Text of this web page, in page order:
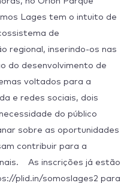
Lages tem o intuito de
de
regional, inserindo-os nas
do desenvolvimento de
voltados para a
e redes sociais, dois
do público
sobre as oportunidades
contribuir para a
As inscrições já estão
plid.in/somoslages2 para